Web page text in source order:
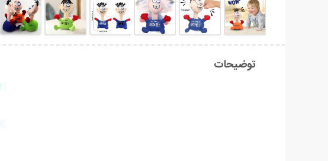
توضیحات